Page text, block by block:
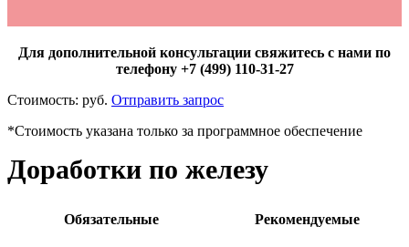
Для дополнительной консультации свяжитесь с нами по
телефону +7 (499) 110-31-27
Стоимость: руб. Отправить запрос
*Стоимость указана только за программное обеспечение
Доработки по железу
Обязательные Рекомендуемые